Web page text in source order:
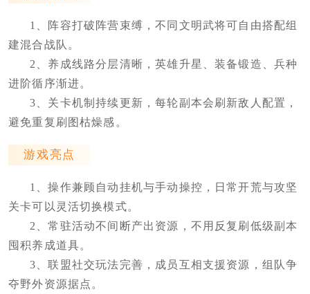
1、阵容打破阵营束缚，不同文明武将可自由搭配组
建混合战队。
2、养成线路分层清晰，英雄升星、装备锻造、兵种
进阶循序渐进。
3、关卡机制持续更新，每轮副本会刷新敌人配置，
避免重复刷图枯燥感。
游戏亮点
1、操作兼顾自动挂机与手动操控，日常开荒与攻坚
关卡可以灵活切换模式。
2、常驻活动不间断产出资源，不用反复刷低级副本
囤积养成道具。
3、联盟社交玩法完善，成员互相支援资源，组队争
夺野外资源据点。